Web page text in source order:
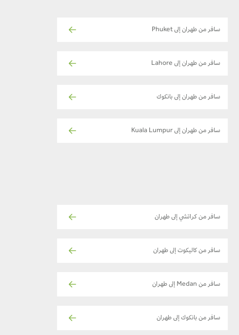
سافر من طهران إلى Phuket
سافر من طهران إلى Lahore
سافر من طهران إلى بانكوك
سافر من طهران إلى Kuala Lumpur
سافر من كراتشي إلى طهران
سافر من كاليكوت إلى طهران
سافر من Medan إلى طهران
سافر من بانكوك إلى طهران